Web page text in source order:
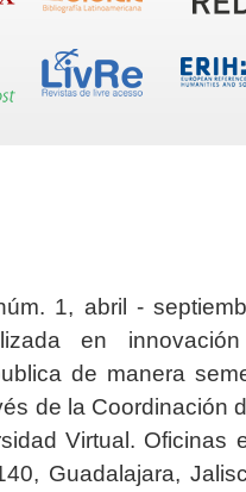
1, abril -
en
de manera
de la Coordinación
Virtual. Oficinas
Guadalajara,